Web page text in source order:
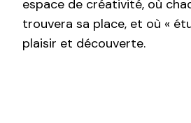
espace de créativité, où
trouvera sa place, et où «
plaisir et découverte.